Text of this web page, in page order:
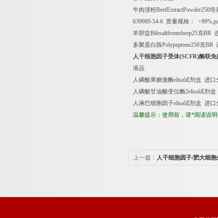
牛肉浸粉BeefExtractPowder250培
639089-54-6 质量规格：
羊胆盐Bilesaltfromsheep25克BR
多聚蛋白胨Polypeptone250克BR
人干细胞因子受体(SCFR)酶联免
准品
人磷酸果糖激酶elisa试剂盒 进口
人磷酸甘油酸变位酶2elisa试剂盒
人淋巴细胞因子elisa试剂盒 进口
温馨提示：使用前，请*阅读说
上一篇： 人干细胞因子/肥大细